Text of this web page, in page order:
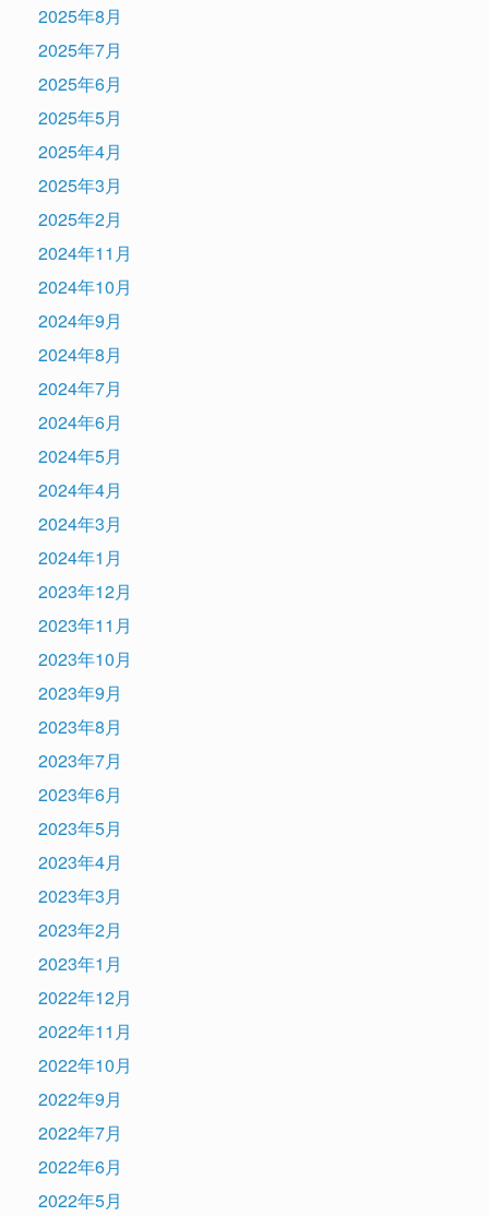
2025年8月
2025年7月
2025年6月
2025年5月
2025年4月
2025年3月
2025年2月
2024年11月
2024年10月
2024年9月
2024年8月
2024年7月
2024年6月
2024年5月
2024年4月
2024年3月
2024年1月
2023年12月
2023年11月
2023年10月
2023年9月
2023年8月
2023年7月
2023年6月
2023年5月
2023年4月
2023年3月
2023年2月
2023年1月
2022年12月
2022年11月
2022年10月
2022年9月
2022年7月
2022年6月
2022年5月